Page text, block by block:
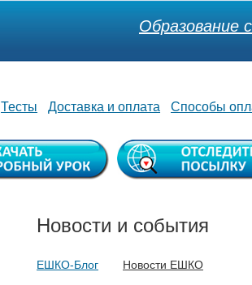
Образование
Тесты Доставка и оплата Способы
Новости и события
ЕШКО-Блог Новости ЕШКО